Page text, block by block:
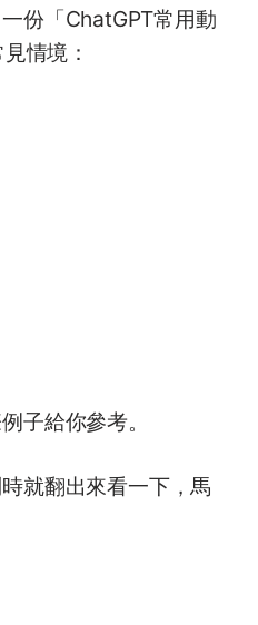
份「ChatGPT常用動
情境：
子給你參考。
就翻出來看一下，馬